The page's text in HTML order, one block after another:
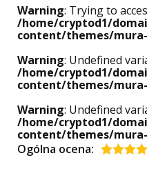
Warning: Trying to
/home/cryptod1/
content/themes/
Warning: Undefined
/home/cryptod1/
content/themes/
Warning: Undefined
/home/cryptod1/
content/themes/
Ogólna ocena: